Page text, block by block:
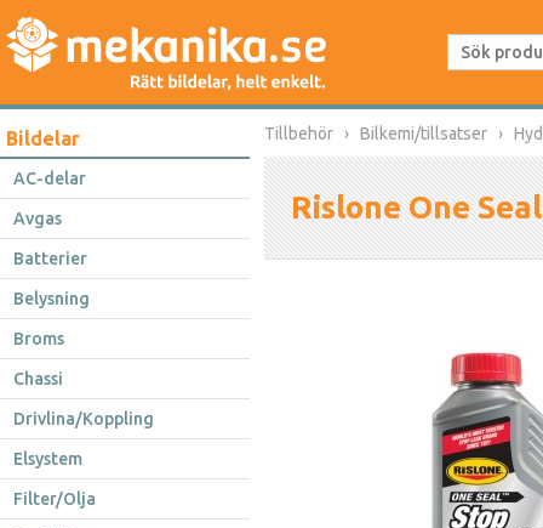
Bildelar
AC-delar
Avgas
Batterier
Belysning
Broms
Chassi
Drivlina/Koppling
Elsystem
Filter/Olja
Tillbehör Bilkemi/tillsatser
Rislone One